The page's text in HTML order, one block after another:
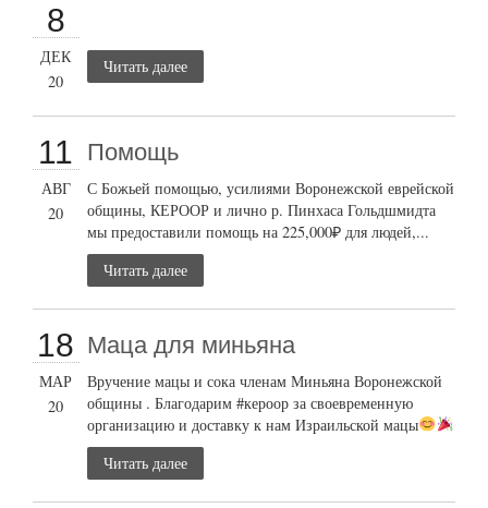
8
ДЕК
20
Читать далее
11
АВГ
20
Помощь
С Божьей помощью, усилиями Воронежской еврейской
общины, КЕРООР и лично р. Пинхаса Гольдшмидта
мы предоставили помощь на 225,000₽ для людей,...
Читать далее
18
МАР
20
Маца для миньяна
Вручение мацы и сока членам Миньяна Воронежской
общины . Благодарим #кероор за своевременную
организацию и доставку к нам Израильской мацы
Читать далее